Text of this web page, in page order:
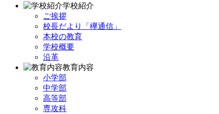
学校紹介
ご挨拶
校長だより「欅通信」
本校の教育
学校概要
沿革
教育内容
小学部
中学部
高等部
専攻科